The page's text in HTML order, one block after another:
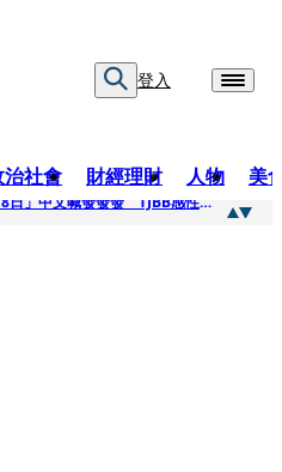
登入
治社會 財經理財 人物 美
AKIRA台北開唱「令和8年8月8日」中文喊發發發 TJBB感性喊「謝謝AKIRA桑」